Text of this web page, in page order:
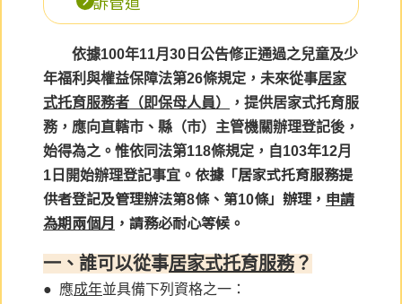
依據100年11月30日公告修正通過之兒童及少
年福利與權益保障法第26條規定，未來從事居家
式托育服務者（即保母人員）
，提供居家式托育服
務，應向直轄市、縣（市）主管機關辦理登記後，
始得為之。惟依同法第118條規定，自103年12月
1日開始辦理登記事宜。 依據「居家式托育服務提
供者登記及管理辦法第8條、第10條」辦理， 申請
為期兩個月 ，請務必耐心等候 。
一、誰可以從事居家式托育服務 ？
● 應成年並具備下列資格之一：